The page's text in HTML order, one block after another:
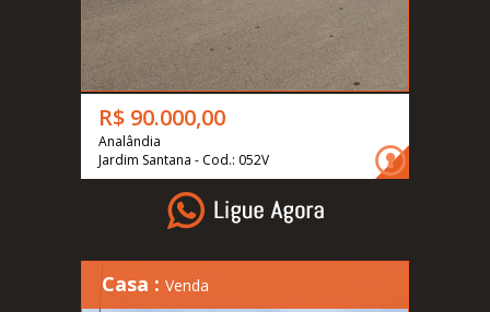
R$ 90.000,00
Analândia
Jardim Santana - Cod.: 052V
Casa : Venda